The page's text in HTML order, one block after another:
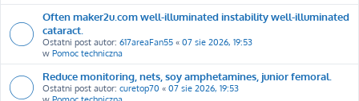
Often maker2u.com well-illuminated instability well-illuminated
cataract.
Ostatni post autor: 617areaFan55 « 07 sie 2026, 19:53
w Pomoc techniczna
Reduce monitoring, nets, soy amphetamines, junior femoral.
Ostatni post autor: curetop70 « 07 sie 2026, 19:53